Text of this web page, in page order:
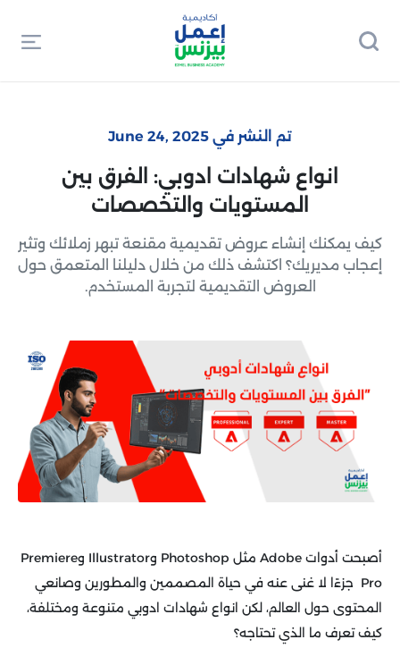
تم النشر في June 24, 2025
انواع شهادات ادوبي: الفرق بين
المستويات والتخصصات
كيف يمكنك إنشاء عروض تقديمية مقنعة تبهر زملائك وتثير
إعجاب مديريك؟ اكتشف ذلك من خلال دليلنا المتعمق حول
العروض التقديمية لتجربة المستخدم.
أصبحت أدوات Adobe مثل Photoshop وIllustrator وPremiere
Pro جزءًا لا غنى عنه في حياة المصممين والمطورين وصانعي
المحتوى حول العالم، لكن انواع شهادات ادوبي متنوعة ومختلفة،
كيف تعرف ما الذي تحتاجه؟